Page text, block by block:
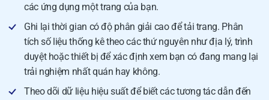
các ứng dụng một trang của bạn.
Ghi lại thời gian có độ phân giải cao để tải trang. Phân
tích số liệu thống kê theo các thứ nguyên như địa lý, trình
duyệt hoặc thiết bị để xác định xem bạn có đang mang lại
trải nghiệm nhất quán hay không.
Theo dõi dữ liệu hiệu suất để biết các tương tác dẫn đến